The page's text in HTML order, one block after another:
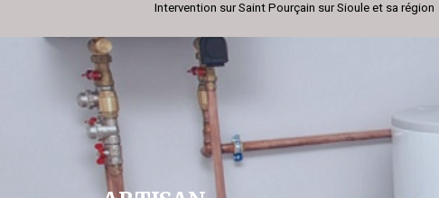
Intervention sur Saint Pourçain sur Sioule et sa région